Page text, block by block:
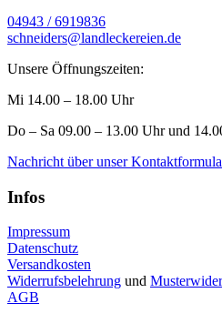
04943 / 6919836
schneiders@landleckereien.de
Unsere Öffnungszeiten:
Mi 14.00 – 18.00 Uhr
Do – Sa 09.00 – 13.00 Uhr und
Nachricht über unser
Infos
Impressum
Datenschutz
Versandkosten
Widerrufsbelehrung und
AGB